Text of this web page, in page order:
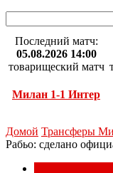
Последний матч:
05.08.2026 14:00
товарищеский матч
Милан 1-1 Интер
Домой Трансферы
Рабьо: сделано